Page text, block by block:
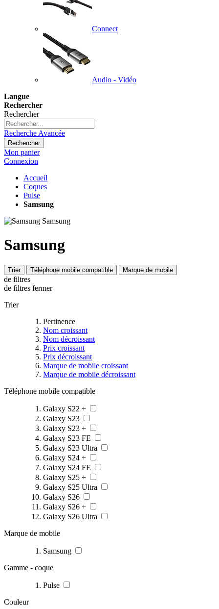
Connect
Audio - Vidéo
Langue
Rechercher
Rechercher
Recherche Avancée
Rechercher
Mon panier
Connexion
Accueil
Coques
Pulse
Samsung
Samsung
Trier Téléphone mobile compatible Marque de mobile
de filtres
de filtres fermer
Trier
Pertinence
Nom croissant
Nom décroissant
Prix croissant
Prix décroissant
Marque de mobile croissant
Marque de mobile décroissant
Téléphone mobile compatible
Galaxy S22 +
Galaxy S23
Galaxy S23 +
Galaxy S23 FE
Galaxy S23 Ultra
Galaxy S24 +
Galaxy S24 FE
Galaxy S25 +
Galaxy S25 Ultra
Galaxy S26
Galaxy S26 +
Galaxy S26 Ultra
Marque de mobile
Samsung
Gamme - coque
Pulse
Couleur